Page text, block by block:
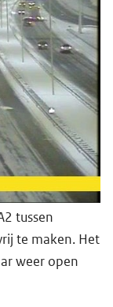
tussen
te maken. Het
weer open